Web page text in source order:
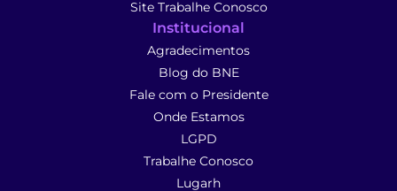
Site Trabalhe Conosco
Institucional
Agradecimentos
Blog do BNE
Fale com o Presidente
Onde Estamos
LGPD
Trabalhe Conosco
Lugarh